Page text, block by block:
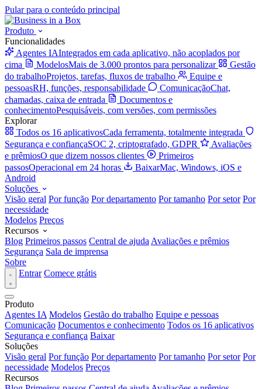
Pular para o conteúdo principal
Produto
Funcionalidades
Agentes IAIntegrados em cada aplicativo, não acoplados por
cima
ModelosMais de 3.000 prontos para personalizar
Gestão
do trabalhoProjetos, tarefas, fluxos de trabalho
Equipe e
pessoasRH, funções, responsabilidade ComunicaçãoChat,
chamadas, caixa de entrada
Documentos e
conhecimentoPesquisáveis, com versões, com permissões
Explorar
Todos os 16 aplicativosCada ferramenta, totalmente integrada
Segurança e confiançaSOC 2, criptografado, GDPR
Avaliações
e prêmiosO que dizem nossos clientes
Primeiros
passosOperacional em 24 horas BaixarMac, Windows, iOS e
Android
Soluções
Visão geral Por função Por departamento Por tamanho Por setor Por
necessidade
Modelos Preços
Recursos
Blog Primeiros passos Central de ajuda Avaliações e prêmios
Segurança Sala de imprensa
Sobre
Entrar Comece grátis
Produto
Agentes IA Modelos Gestão do trabalho Equipe e pessoas
Comunicação Documentos e conhecimento Todos os 16 aplicativos
Segurança e confiança Baixar
Soluções
Visão geral Por função Por departamento Por tamanho Por setor Por
necessidade Modelos Preços
Recursos